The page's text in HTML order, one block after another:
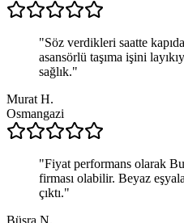
"Söz verdikleri saatte
asansörlü taşıma işini
sağlık."
Murat H.
Osmangazi
"Fiyat performans olarak
firması olabilir. Beyaz
çıktı."
Büşra N.